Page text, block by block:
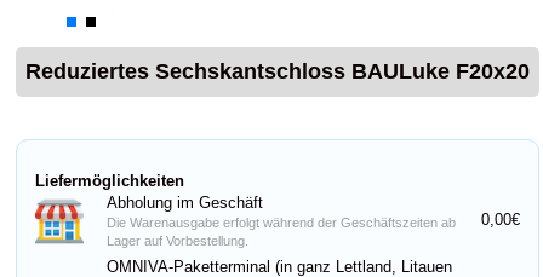
Reduziertes Sechskantschloss BAULuke F20x20
Liefermöglichkeiten
Abholung im Geschäft
Die Warenausgabe erfolgt während der Geschäftszeiten ab
Lager auf Vorbestellung.
0,00€
OMNIVA-Paketterminal (in ganz Lettland, Litauen